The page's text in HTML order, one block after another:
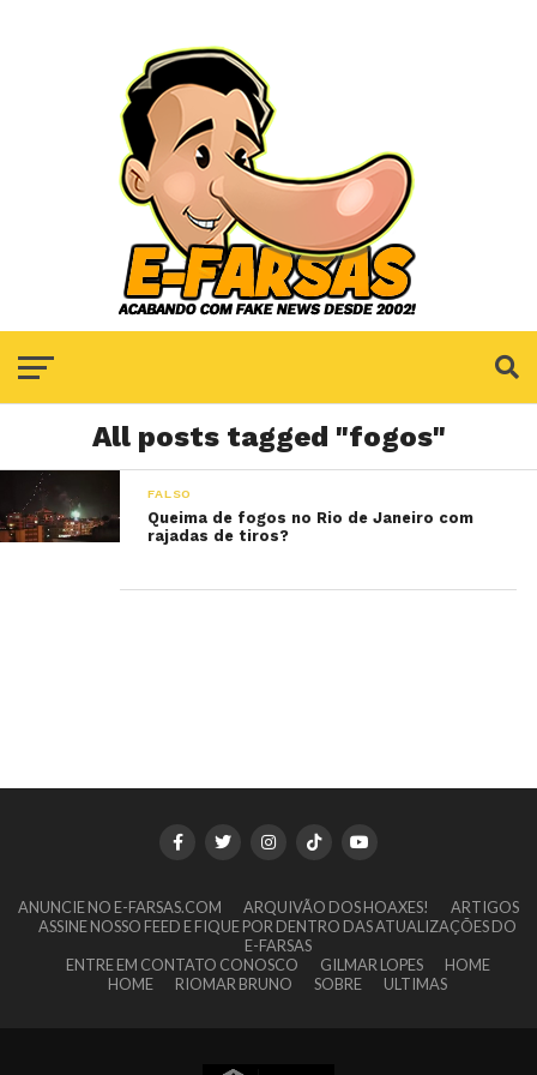
All posts tagged "fogos"
FALSO
Queima de fogos no Rio de Janeiro com
rajadas de tiros?
ANUNCIE NO E-FARSAS.COM ARQUIVÃO DOS HOAXES!
ARTIGOS
ASSINE NOSSO FEED E FIQUE POR DENTRO DAS ATUALIZAÇÕES DO
E-FARSAS
ENTRE EM CONTATO CONOSCO
GILMAR LOPES
HOME
HOME
RIOMAR BRUNO SOBRE ULTIMAS